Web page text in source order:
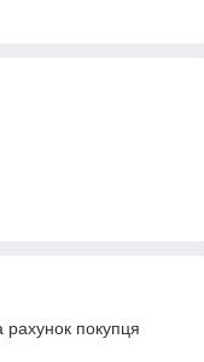
рахунок покупця